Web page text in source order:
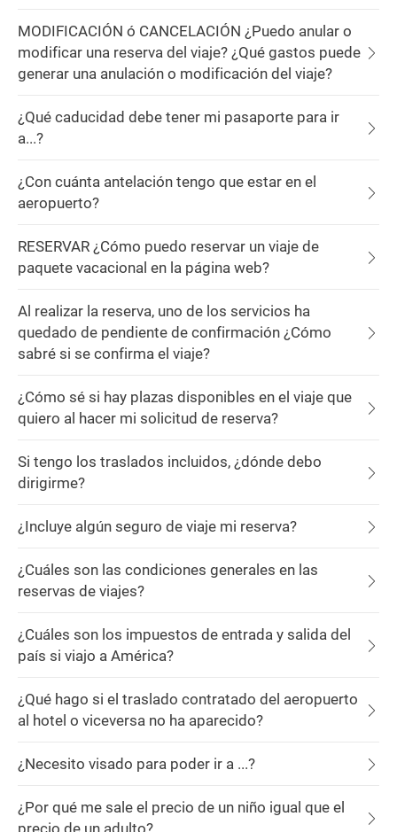
MODIFICACIÓN ó CANCELACIÓN ¿Puedo anular o
modificar una reserva del viaje? ¿Qué gastos puede
generar una anulación o modificación del viaje?
¿Qué caducidad debe tener mi pasaporte para ir
a...?
¿Con cuánta antelación tengo que estar en el
aeropuerto?
RESERVAR ¿Cómo puedo reservar un viaje de
paquete vacacional en la página web?
Al realizar la reserva, uno de los servicios ha
quedado de pendiente de confirmación ¿Cómo
sabré si se confirma el viaje?
¿Cómo sé si hay plazas disponibles en el viaje que
quiero al hacer mi solicitud de reserva?
Si tengo los traslados incluidos, ¿dónde debo
dirigirme?
¿Incluye algún seguro de viaje mi reserva?
¿Cuáles son las condiciones generales en las
reservas de viajes?
¿Cuáles son los impuestos de entrada y salida del
país si viajo a América?
¿Qué hago si el traslado contratado del aeropuerto
al hotel o viceversa no ha aparecido?
¿Necesito visado para poder ir a ...?
¿Por qué me sale el precio de un niño igual que el
precio de un adulto?